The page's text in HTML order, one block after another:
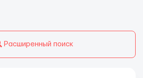
Расширенный поиск